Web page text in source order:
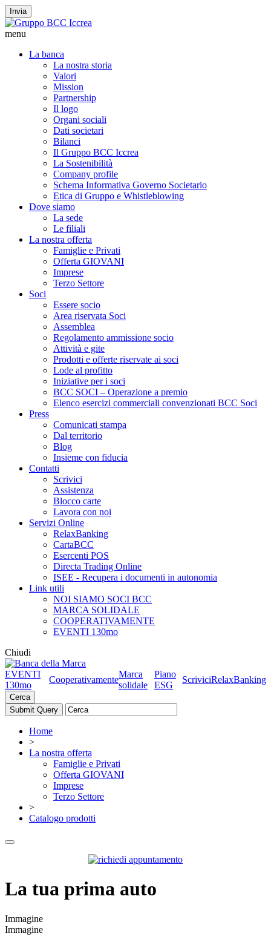
Invia
menu
La banca
La nostra storia
Valori
Mission
Partnership
Il logo
Organi sociali
Dati societari
Bilanci
Il Gruppo BCC Iccrea
La Sostenibilità
Company profile
Schema Informativa Governo Societario
Etica di Gruppo e Whistleblowing
Dove siamo
La sede
Le filiali
La nostra offerta
Famiglie e Privati
Offerta GIOVANI
Imprese
Terzo Settore
Soci
Essere socio
Area riservata Soci
Assemblea
Regolamento ammissione socio
Attività e gite
Prodotti e offerte riservate ai soci
Lode al profitto
Iniziative per i soci
BCC SOCI – Operazione a premio
Elenco esercizi commerciali convenzionati BCC Soci
Press
Comunicati stampa
Dal territorio
Blog
Insieme con fiducia
Contatti
Scrivici
Assistenza
Blocco carte
Lavora con noi
Servizi Online
RelaxBanking
CartaBCC
Esercenti POS
Directa Trading Online
ISEE - Recupera i documenti in autonomia
Link utili
NOI SIAMO SOCI BCC
MARCA SOLIDALE
COOPERATIVAMENTE
EVENTI 130mo
Chiudi
EVENTI
130mo
Cooperativamente
Marca
solidale
Piano
ESG
ScriviciRelaxBanking
Cerca
Home
>
La nostra offerta
Famiglie e Privati
Offerta GIOVANI
Imprese
Terzo Settore
>
Catalogo prodotti
La tua prima auto
Immagine
Immagine